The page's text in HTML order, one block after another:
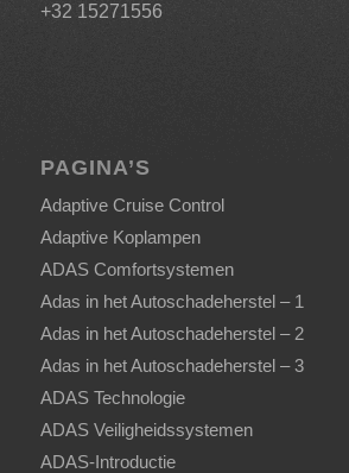
+32 15271556
PAGINA’S
Adaptive Cruise Control
Adaptive Koplampen
ADAS Comfortsystemen
Adas in het Autoschadeherstel – 1
Adas in het Autoschadeherstel – 2
Adas in het Autoschadeherstel – 3
ADAS Technologie
ADAS Veiligheidssystemen
ADAS-Introductie